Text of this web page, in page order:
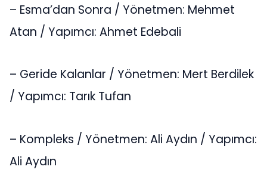
– Esma’dan Sonra / Yönetmen: Mehmet
Atan / Yapımcı: Ahmet Edebali
– Geride Kalanlar / Yönetmen: Mert Berdilek
/ Yapımcı: Tarık Tufan
– Kompleks / Yönetmen: Ali Aydın / Yapımcı:
Ali Aydın